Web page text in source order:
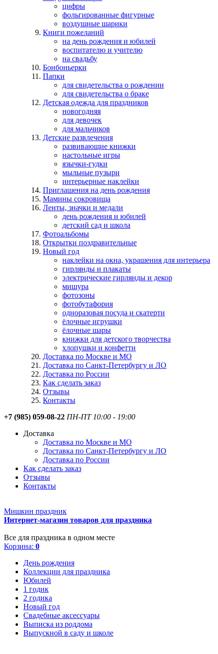
цифры
фольгированные фигурные
воздушные шарики
Книги пожеланий
на день рождения и юбилей
воспитателю и учителю
на свадьбу
Бонбоньерки
Папки
для свидетельства о рождении
для свидетельства о браке
Детская одежда для праздников
новогодняя
для девочек
для мальчиков
Детские развлечения
развивающие книжки
настольные игры
язычки-гудки
мыльные пузыри
интерьерные наклейки
Приглашения на день рождения
Мамины сокровища
Ленты, значки и медали
день рождения и юбилей
детский сад и школа
Фотоальбомы
Открытки поздравительные
Новый год
наклейки на окна, украшения для интерьера
гирлянды и плакаты
электрические гирлянды и декор
мишура
фотозоны
фотобутафория
одноразовая посуда и скатерти
ёлочные игрушки
ёлочные шары
книжки для детского творчества
хлопушки и конфетти
Доставка по Москве и МО
Доставка по Санкт-Петербургу и ЛО
Доставка по России
Как сделать заказ
Отзывы
Контакты
+7 (985) 059-08-22 ПН-ПТ 10:00 - 19:00
Доставка
Доставка по Москве и МО
Доставка по Санкт-Петербургу и ЛО
Доставка по России
Как сделать заказ
Отзывы
Контакты
Мишкин праздник
Интернет-магазин товаров для праздника
Все для праздника в одном месте
Корзина: 0
День рождения
Коллекции для праздника
Юбилей
1 годик
2 годика
Новый год
Свадебные аксессуары
Выписка из роддома
Выпускной в саду и школе